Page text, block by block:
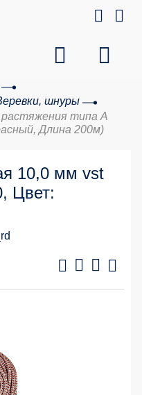
шнуры
растяжения типа А
Длина 200м)
10,0 мм vst
Цвет: